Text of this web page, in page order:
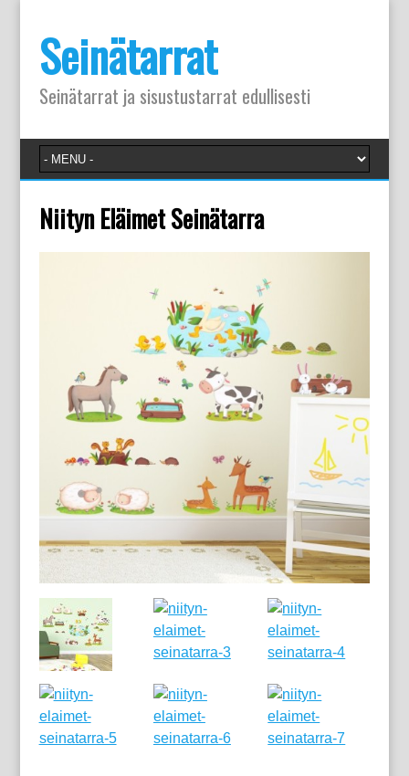
Seinätarrat
Seinätarrat ja sisustustarrat edullisesti
Niityn Eläimet Seinätarra